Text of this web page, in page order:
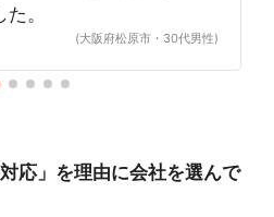
。
(大阪府松原市・30代男性)
応」を理由に会社を選んで